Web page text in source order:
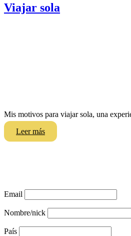
Viajar sola
Mis motivos para viajar sola, una
Leer más
Email
Nombre/nick
País